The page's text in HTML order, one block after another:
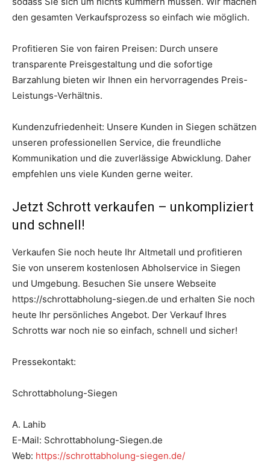
den gesamten Verkaufsprozess so einfach wie möglich.
Profitieren Sie von fairen Preisen: Durch unsere
transparente Preisgestaltung und die sofortige
Barzahlung bieten wir Ihnen ein hervorragendes Preis-
Leistungs-Verhältnis.
Kundenzufriedenheit: Unsere Kunden in Siegen schätzen
unseren professionellen Service, die freundliche
Kommunikation und die zuverlässige Abwicklung. Daher
empfehlen uns viele Kunden gerne weiter.
Jetzt Schrott verkaufen – unkompliziert
und schnell!
Verkaufen Sie noch heute Ihr Altmetall und profitieren
Sie von unserem kostenlosen Abholservice in Siegen
und Umgebung. Besuchen Sie unsere Webseite
https://schrottabholung-siegen.de und erhalten Sie noch
heute Ihr persönliches Angebot. Der Verkauf Ihres
Schrotts war noch nie so einfach, schnell und sicher!
Pressekontakt:
Schrottabholung-Siegen
A. Lahib
E-Mail: Schrottabholung-Siegen.de
Web: https://schrottabholung-siegen.de/